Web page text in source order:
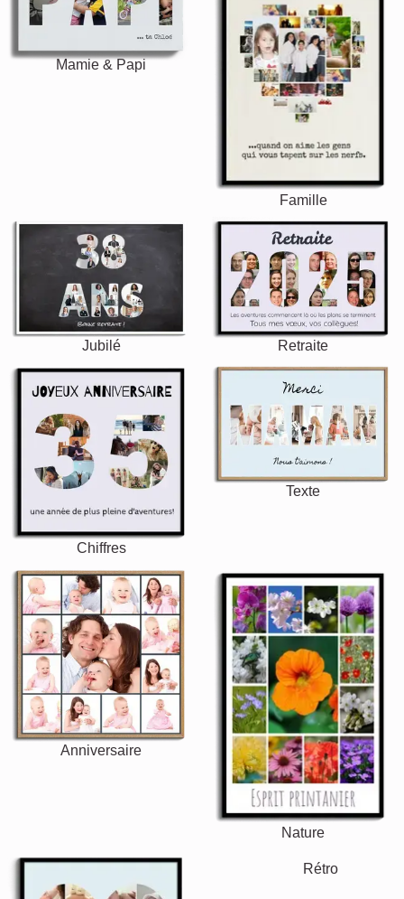
Mamie & Papi
Famille
Jubilé Retraite
Chiffres
Texte
Anniversaire
Nature